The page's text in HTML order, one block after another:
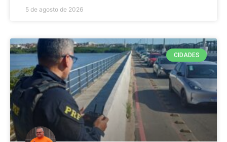
5 de agosto de 2026
CIDADES